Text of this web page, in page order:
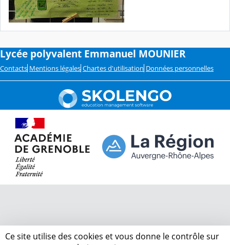
Lycée polyvalent Emmanuel MOUNIER
Contacts Mentions légales Chartes d'utilisation Données personnelles
Ce site utilise des cookies et vous donne le contrôle sur